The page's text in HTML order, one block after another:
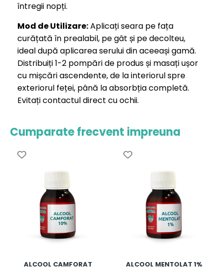
întregii nopți.
Mod de Utilizare:Aplicați seara pe fața
curățată în prealabil, pe gât și pe decolteu,
ideal după aplicarea serului din aceeași gamă.
Distribuiți 1-2 pompări de produs și masați ușor
cu mișcări ascendente, de la interiorul spre
exteriorul feței, până la absorbția completă.
Evitați contactul direct cu ochii.
Cumparate frecvent impreuna
ALCOOL CAMFORAT
ALCOOL MENTOLAT 1%